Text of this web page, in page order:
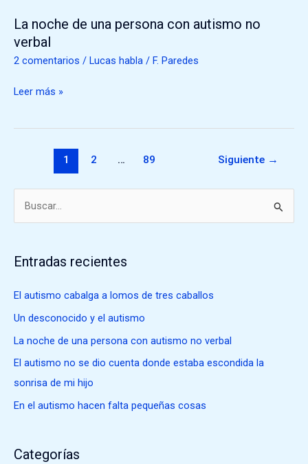
La noche de una persona con autismo no
verbal
2 comentarios / Lucas habla / F. Paredes
La
noche
de
persona
Leer más »
1 2 … 89 Siguiente →
c
a
r
:
Entradas recientes
El autismo cabalga a lomos de tres caballos
Un desconocido y el autismo
La noche de una persona con autismo no verbal
El autismo no se dio cuenta donde estaba escondida la
sonrisa de mi hijo
En el autismo hacen falta pequeñas cosas
Categorías